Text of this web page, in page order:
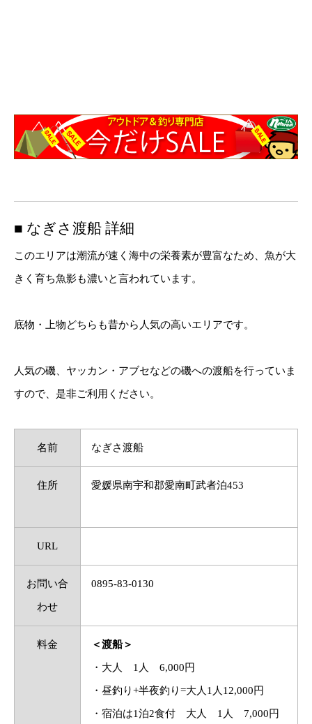
■ なぎさ渡船 詳細
このエリアは潮流が速く海中の栄養素が豊富なため、魚が大
きく育ち魚影も濃いと言われています。
底物・上物どちらも昔から人気の高いエリアです。
人気の磯、ヤッカン・アブセなどの磯への渡船を行っていま
すので、是非ご利用ください。
名前 なぎさ渡船
住所 愛媛県南宇和郡愛南町武者泊453
URL
お問い合
わせ
0895-83-0130
料金 ＜渡船＞
・大人 1人 6,000円
・昼釣り+半夜釣り=大人1人12,000円
・宿泊は1泊2食付 大人 1人 7,000円